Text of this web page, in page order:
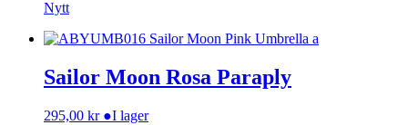
Nytt
Sailor Moon Rosa Paraply
295,00 kr ●I lager